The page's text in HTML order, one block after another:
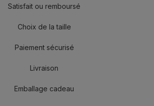
Satisfait ou remboursé
Choix de la taille
Paiement sécurisé
Livraison
Emballage cadeau